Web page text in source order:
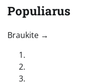
Populiarus
„Perbraukite kairėn,
Braukite →